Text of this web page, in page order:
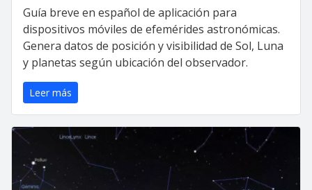
Guía breve en español de aplicación para
dispositivos móviles de efemérides astronómicas.
Genera datos de posición y visibilidad de Sol, Luna
y planetas según ubicación del observador.
Leer más